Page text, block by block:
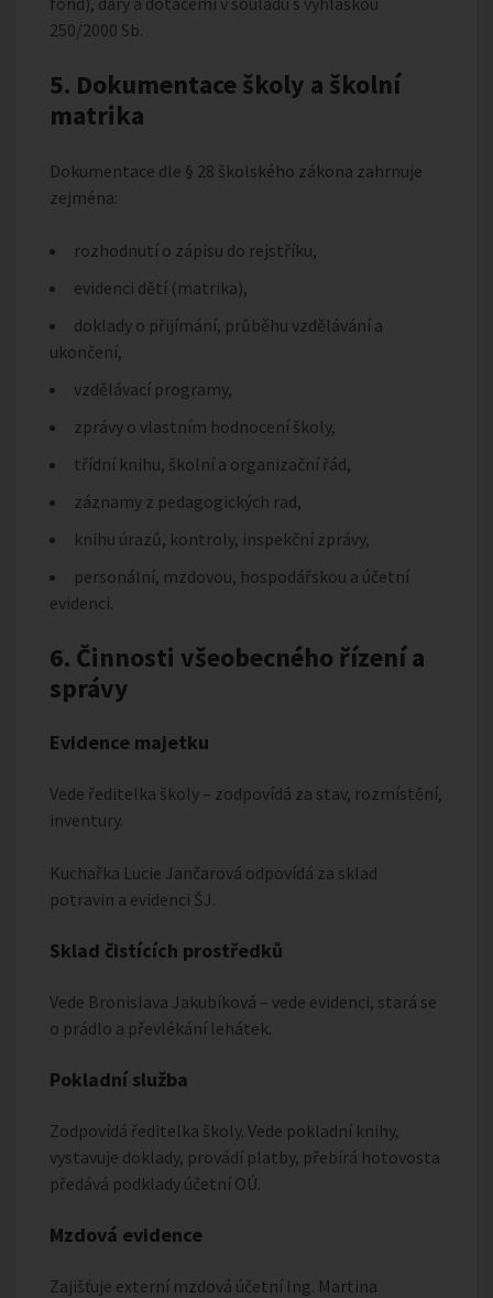
250/2000 Sb.
5. Dokumentace školy a školní
matrika
Dokumentace dle § 28 školského zákona zahrnuje
zejména:
rozhodnutí o zápisu do rejstříku,
evidenci dětí (matrika),
doklady o přijímání, průběhu vzdělávání a
ukončení,
vzdělávací programy,
zprávy o vlastním hodnocení školy,
třídní knihu, školní a organizační řád,
záznamy z pedagogických rad,
knihu úrazů, kontroly, inspekční zprávy,
personální, mzdovou, hospodářskou a účetní
evidenci.
6. Činnosti všeobecného řízení a
správy
Evidence majetku
Vede ředitelka školy – zodpovídá za stav, rozmístění,
inventury.
Kuchařka Lucie Jančarová odpovídá za sklad
potravin a evidenci ŠJ.
Sklad čistících prostředků
Vede Bronislava Jakubíková – vede evidenci, stará se
o prádlo a převlékání lehátek.
Pokladní služba
Zodpovídá ředitelka školy. Vede pokladní knihy,
vystavuje doklady, provádí platby, přebírá hotovosta
předává podklady účetní OÚ.
Mzdová evidence
Zajišťuje externí mzdová účetní Ing. Martina